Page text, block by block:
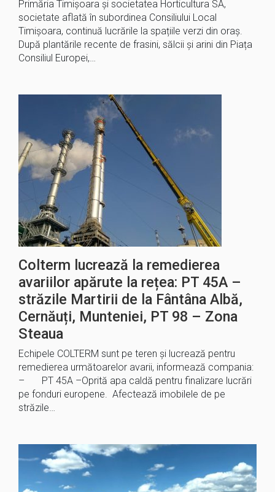
Primăria Timișoara și societatea Horticultura SA,
societate aflată în subordinea Consiliului Local
Timișoara, continuă lucrările la spațiile verzi din oraș.
După plantările recente de frasini, sălcii și arini din Piața
Consiliul Europei,…
Colterm lucrează la remedierea
avariilor apărute la rețea: PT 45A –
străzile Martirii de la Fântâna Albă,
Cernăuți, Munteniei, PT 98 – Zona
Steaua
Echipele COLTERM sunt pe teren și lucrează pentru
remedierea următoarelor avarii, informează compania:
– PT 45A –Oprită apa caldă pentru finalizare lucrări
pe fonduri europene. Afectează imobilele de pe
străzile…